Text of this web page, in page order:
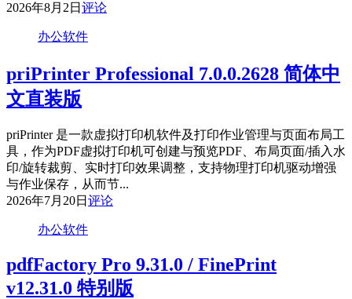
2026年8月2日 评论
办公软件
priPrinter Professional 7.0.0.2628 简体中
文直装版
priPrinter 是一款虚拟打印机软件及打印作业管理与页面布局工
具，作为PDF虚拟打印机可创建与预览PDF、布局页面/插入水
印/旋转裁剪、实时打印效果调整，支持物理打印机驱动增强
与作业保存，从而节...
2026年7月20日 评论
办公软件
pdfFactory Pro 9.31.0 / FinePrint
v12.31.0 特别版